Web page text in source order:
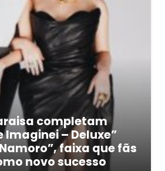
completam
Imaginei – Deluxe”
faixa que fãs
novo sucesso